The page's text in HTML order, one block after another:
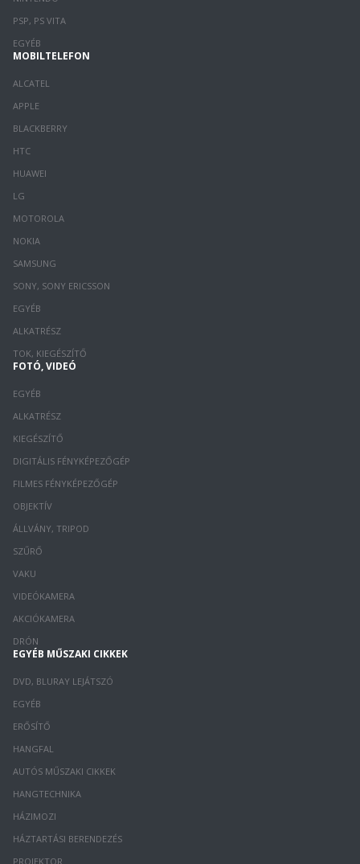
PSP, PS VITA
EGYÉB
MOBILTELEFON
ALCATEL
APPLE
BLACKBERRY
HTC
HUAWEI
LG
MOTOROLA
NOKIA
SAMSUNG
SONY, SONY ERICSSON
EGYÉB
ALKATRÉSZ
TOK, KIEGÉSZÍTŐ
FOTÓ, VIDEÓ
EGYÉB
ALKATRÉSZ
KIEGÉSZÍTŐ
DIGITÁLIS FÉNYKÉPEZŐGÉP
FILMES FÉNYKÉPEZŐGÉP
OBJEKTÍV
ÁLLVÁNY, TRIPOD
SZŰRŐ
VAKU
VIDEÓKAMERA
AKCIÓKAMERA
DRÓN
EGYÉB MŰSZAKI CIKKEK
DVD, BLURAY LEJÁTSZÓ
EGYÉB
ERŐSÍTŐ
HANGFAL
AUTÓS MŰSZAKI CIKKEK
HANGTECHNIKA
HÁZIMOZI
HÁZTARTÁSI BERENDEZÉS
PROJEKTOR